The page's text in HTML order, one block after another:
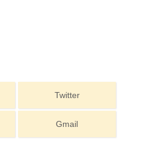
Twitter
Gmail
en la Ribera del Duero